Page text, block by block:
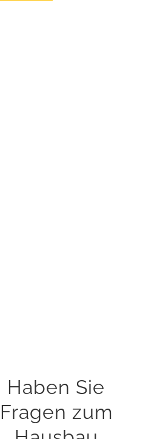
Haben Sie
Fragen zum